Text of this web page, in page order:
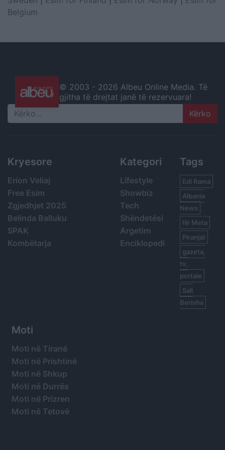
Belgium
© 2003 - 2026 Albeu Online Media. Të
gjitha të drejtat janë të rezervuara!
Search
Kryesore
Erion Veliaj
Free Esim
Zgjedhjet 2025
Belinda Balluku
SPAK
Kombëtarja
Kategori
Lifestyle
Showbiz
Tech
Shëndetësi
Argetim
Enciklopedi
Tags
Edi Rama
Albania
News
Ilir Meta
Piranjat
gazeta,
tv,
portale
Sali
Berisha
Moti
Moti në Tiranë
Moti në Prishtinë
Moti në Shkup
Moti në Durrës
Moti në Prizren
Moti në Tetovë